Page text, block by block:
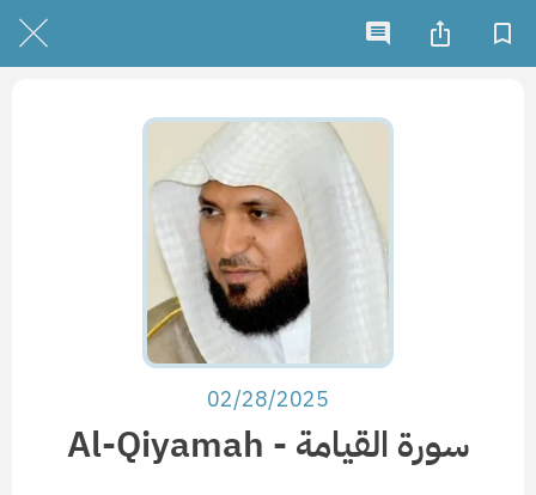
02/28/2025
Al-Qiyamah - سورة القيامة